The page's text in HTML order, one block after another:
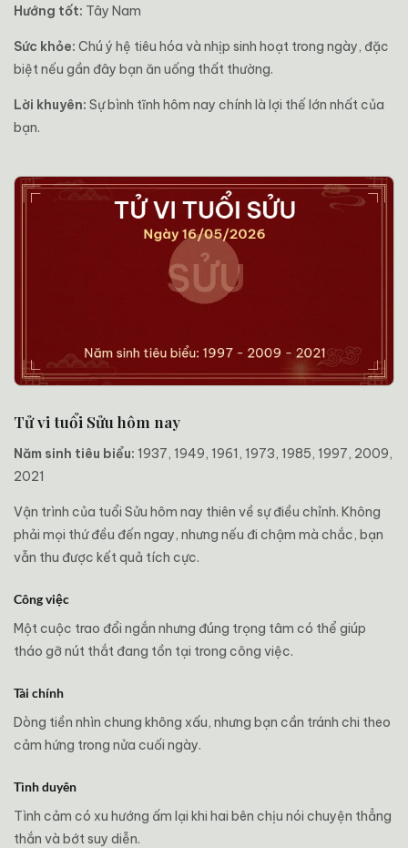
Hướng tốt: Tây Nam
Sức khỏe: Chú ý hệ tiêu hóa và nhịp sinh hoạt trong ngày, đặc
biệt nếu gần đây bạn ăn uống thất thường.
Lời khuyên: Sự bình tĩnh hôm nay chính là lợi thế lớn nhất của
bạn.
Tử vi tuổi Sửu hôm nay
Năm sinh tiêu biểu: 1937, 1949, 1961, 1973, 1985, 1997, 2009,
2021
Vận trình của tuổi Sửu hôm nay thiên về sự điều chỉnh. Không
phải mọi thứ đều đến ngay, nhưng nếu đi chậm mà chắc, bạn
vẫn thu được kết quả tích cực.
Công việc
Một cuộc trao đổi ngắn nhưng đúng trọng tâm có thể giúp
tháo gỡ nút thắt đang tồn tại trong công việc.
Tài chính
Dòng tiền nhìn chung không xấu, nhưng bạn cần tránh chi theo
cảm hứng trong nửa cuối ngày.
Tình duyên
Tình cảm có xu hướng ấm lại khi hai bên chịu nói chuyện thẳng
thắn và bớt suy diễn.